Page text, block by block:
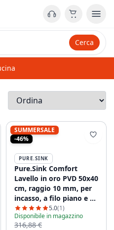
Cerca
SUMMERSALE
-46%
PURE.SINK
Pure.Sink Comfort
Lavello in oro PVD 50x40
cm, raggio 10 mm, per
incasso, a filo piano e a
incasso superficiale
PCM5040-60
5.0(1)
Disponibile in magazzino
316,88 €